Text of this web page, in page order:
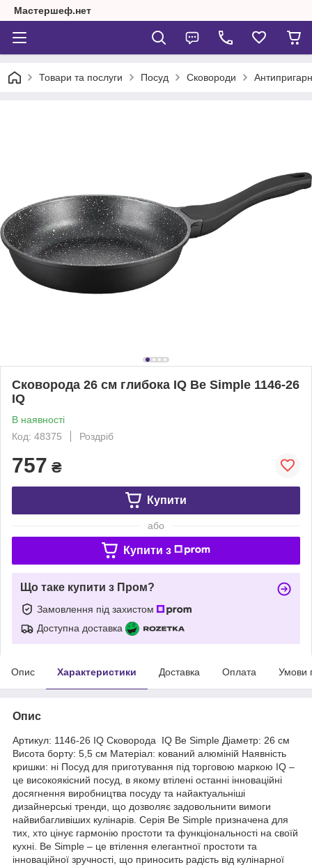
Мастершеф.нет
Товари та послуги Посуд Сковороди
Сковорода 26 см глибока IQ Be Simple 1146-26
IQ
В наявності
Код: 48375
Роздріб
757 ₴
Купити
або
Купити з
Що таке купити з Пром?
Замовлення під захистом
Доступна доставка
Опис Характеристики Доставка Оплата Умови
Опис
Артикул: 1146-26 IQ Сковорода IQ Be Simple Діаметр: 26 см
Висота борту: 5,5 см Матеріал: кований алюміній Наявність
кришки: ні Посуд для приготування під торговою маркою IQ –
це високоякісний посуд, в якому втілені останні інноваційні
досягнення виробництва посуду та найактуальніші
дизайнерські тренди, що дозволяє задовольнити вимоги
найвибагливіших кулінарів. Серія Вe Simple призначена для
тих, хто цінує гармонію простоти та функціональності на своїй
кухні. Be Simple – це втілення елегантної простоти та
інноваційної зручності, що приносить радість від кулінарної